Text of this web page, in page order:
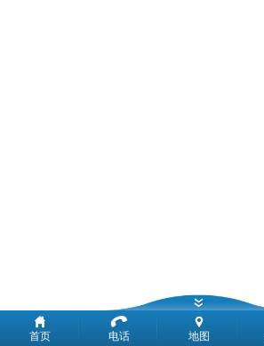
首页 电话 地图